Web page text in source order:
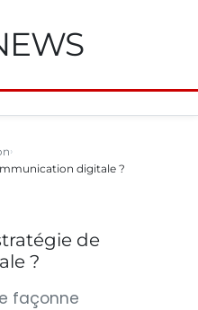
digitale ?
de
?
façonne